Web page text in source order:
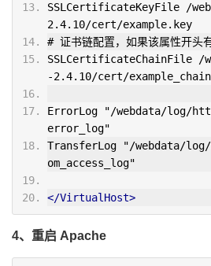
SSLCertificateKeyFile /
2.4.10/cert/example.key
# 证书链配置，如果该属性开
SSLCertificateChainFile /
-2.4.10/cert/
ErrorLog "/webdata/log/
error_log"
TransferLog "/webdata/log/
om_access_log"
</VirtualHost>
4、重启 Apache